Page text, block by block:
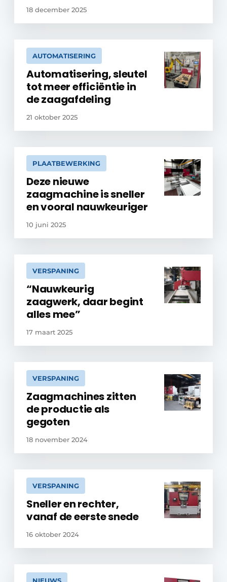
18 december 2025
AUTOMATISERING
Automatisering, sleutel
tot meer efficiëntie in
de zaagafdeling
21 oktober 2025
PLAATBEWERKING
Deze nieuwe
zaagmachine is sneller
en vooral nauwkeuriger
10 juni 2025
VERSPANING
“Nauwkeurig
zaagwerk, daar begint
alles mee”
17 maart 2025
VERSPANING
Zaagmachines zitten
de productie als
gegoten
18 november 2024
VERSPANING
Sneller en rechter,
vanaf de eerste snede
16 oktober 2024